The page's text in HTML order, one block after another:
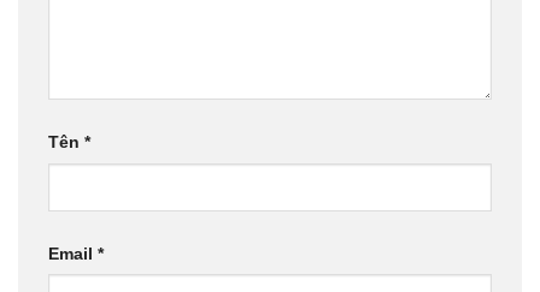
Tên *
Email *